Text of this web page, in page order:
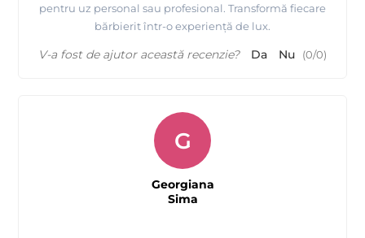
pentru uz personal sau profesional. Transformă fiecare
bărbierit într-o experiență de lux.
V-a fost de ajutor această recenzie? Da Nu (0/0)
G
Georgiana
Sima